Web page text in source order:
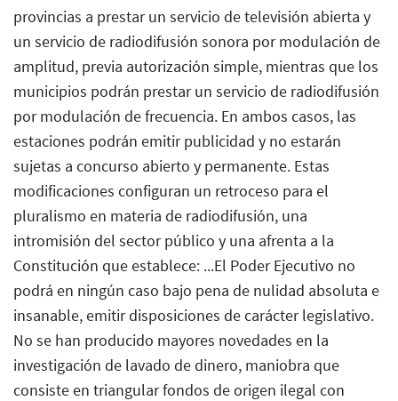
provincias a prestar un servicio de televisión abierta y
un servicio de radiodifusión sonora por modulación de
amplitud, previa autorización simple, mientras que los
municipios podrán prestar un servicio de radiodifusión
por modulación de frecuencia. En ambos casos, las
estaciones podrán emitir publicidad y no estarán
sujetas a concurso abierto y permanente. Estas
modificaciones configuran un retroceso para el
pluralismo en materia de radiodifusión, una
intromisión del sector público y una afrenta a la
Constitución que establece: ...El Poder Ejecutivo no
podrá en ningún caso bajo pena de nulidad absoluta e
insanable, emitir disposiciones de carácter legislativo.
No se han producido mayores novedades en la
investigación de lavado de dinero, maniobra que
consiste en triangular fondos de origen ilegal con